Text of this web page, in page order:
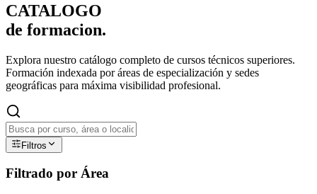
CATALOGO
de formacion.
Explora nuestro catálogo completo de cursos técnicos superiores.
Formación indexada por áreas de especialización y sedes
geográficas para máxima visibilidad profesional.
Filtros
Filtrado por Área